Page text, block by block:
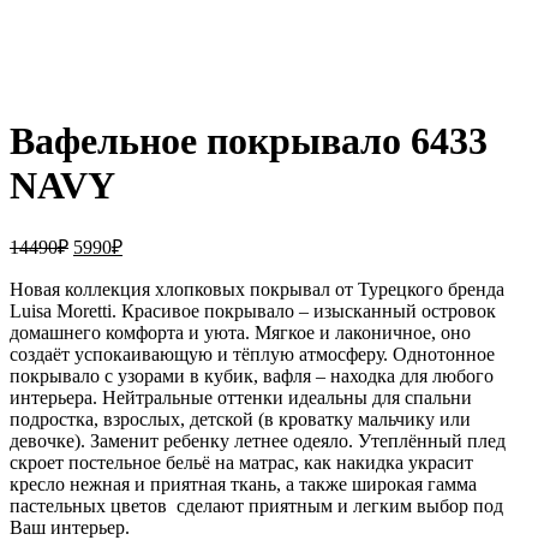
Вафельное покрывало 6433
NAVY
14490₽ Первоначальная
составляла
14490₽.
5990₽Текущая
5990₽.
Новая коллекция хлопковых покрывал от Турецкого бренда
Luisa Moretti. Красивое покрывало – изысканный островок
домашнего комфорта и уюта. Мягкое и лаконичное, оно
создаёт успокаивающую и тёплую атмосферу. Однотонное
покрывало с узорами в кубик, вафля – находка для любого
интерьера. Нейтральные оттенки идеальны для спальни
подростка, взрослых, детской (в кроватку мальчику или
девочке). Заменит ребенку летнее одеяло. Утеплённый плед
скроет постельное бельё на матрас, как накидка украсит
кресло нежная и приятная ткань, а также широкая гамма
пастельных цветов сделают приятным и легким выбор под
Ваш интерьер.